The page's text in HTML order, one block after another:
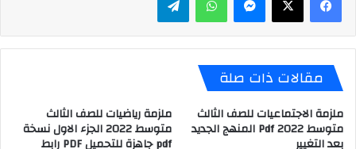
مقالات ذات صلة
ملزمة الاجتماعيات للصف الثالث
متوسط Pdf 2022 المنهج الجديد
بعد التغيير
ملزمة رياضيات للصف الثالث
متوسط 2022 الجزء الاول نسخة
pdf جاهزة للتحميل PDF رابط